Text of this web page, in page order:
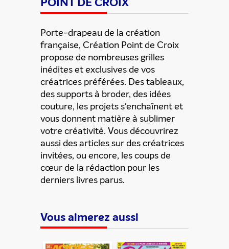
Partager cette offre
Porte-drapeau de la création
française, Création Point de Croix
propose de nombreuses grilles
inédites et exclusives de vos
créatrices préférées. Des tableaux,
des supports à broder, des idées
couture, les projets s'enchaînent et
vous donnent matière à sublimer
votre créativité. Vous découvrirez
aussi des articles sur des créatrices
invitées, ou encore, les coups de
cœur de la rédaction pour les
derniers livres parus.
Vous aimerez aussi